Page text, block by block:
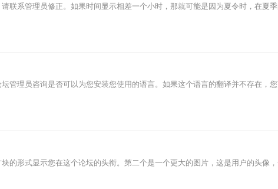
系管理员修正。如果时间显示相差一个小时，那就可能是因为夏令时，在夏
理员咨询是否可以为您安装您使用的语言。如果这个语言的翻译并不存在，
形式显示您在这个论坛的头衔。第二个是一个更大的图片，这是用户的头像